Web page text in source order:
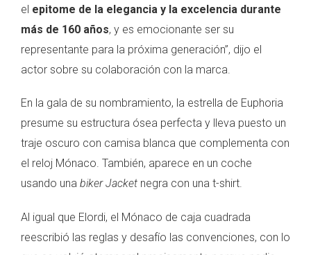
el epitome de la elegancia y la excelencia durante
más de 160 años, y es emocionante ser su
representante para la próxima generación”, dijo el
actor sobre su colaboración con la marca.
En la gala de su nombramiento, la estrella de Euphoria
presume su estructura ósea perfecta y lleva puesto un
traje oscuro con camisa blanca que complementa con
el reloj Mónaco. También, aparece en un coche
usando una biker Jacket negra con una t-shirt.
Al igual que Elordi, el Mónaco de caja cuadrada
reescribió las reglas y desafío las convenciones, con lo